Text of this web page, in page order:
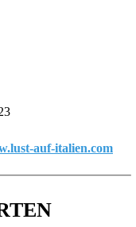
auf-italien.com